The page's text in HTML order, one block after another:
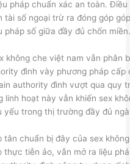
pháp chuẩn xác an toàn. Điều
tài số ngoại trừ ra đóng góp
pháp số giữa đầy đủ chốn
không che việt nam vẫn phân
đình vày phương pháp cấp
authority đình vượt qua quy
linh hoạt này vẫn khiến sex
yếu trong thị trường đầy đủ
tân chuẩn bị đây của sex
tiễn ảo, vẫn mở ra liệu